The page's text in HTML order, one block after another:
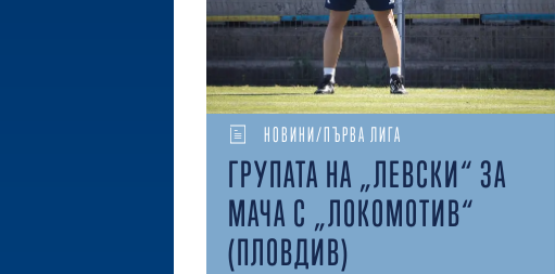
НОВИНИ/ПЪРВА ЛИГА
ГРУПАТА НА „ЛЕВСКИ“ ЗА
МАЧА С „ЛОКОМОТИВ“
(ПЛОВДИВ)